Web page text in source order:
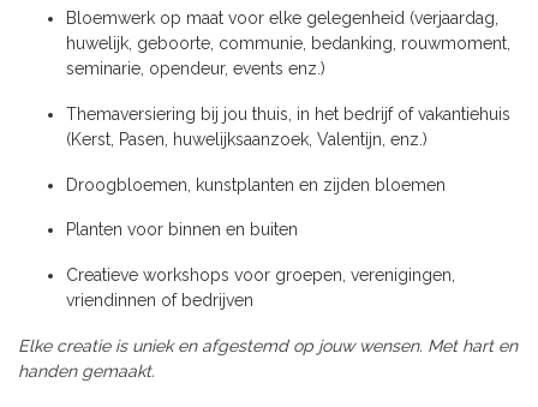
Bloemwerk op maat voor elke gelegenheid (verjaardag,
huwelijk, geboorte, communie, bedanking, rouwmoment,
seminarie, opendeur, events enz.)
Themaversiering bij jou thuis, in het bedrijf of vakantiehuis
(Kerst, Pasen, huwelijksaanzoek, Valentijn, enz.)
Droogbloemen, kunstplanten en zijden bloemen
Planten voor binnen en buiten
Creatieve workshops voor groepen, verenigingen,
vriendinnen of bedrijven
Elke creatie is uniek en afgestemd op jouw wensen. Met hart en
handen gemaakt.